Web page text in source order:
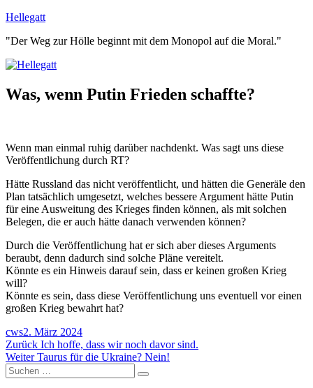
Zum
springen
Hellegatt
"Der Weg zur Hölle beginnt mit dem Monopol auf die Moral."
Was, wenn Putin Frieden schaffte?
Wenn man einmal ruhig darüber nachdenkt. Was sagt uns diese
Veröffentlichung durch RT?
Hätte Russland das nicht veröffentlicht, und hätten die Generäle den
Plan tatsächlich umgesetzt, welches bessere Argument hätte Putin
für eine Ausweitung des Krieges finden können, als mit solchen
Belegen, die er auch hätte danach verwenden können?
Durch die Veröffentlichung hat er sich aber dieses Arguments
beraubt, denn dadurch sind solche Pläne vereitelt.
Könnte es ein Hinweis darauf sein, dass er keinen großen Krieg
will?
Könnte es sein, dass diese Veröffentlichung uns eventuell vor einen
großen Krieg bewahrt hat?
Autor
cwsVeröffentlicht
am
2. März 2024
Beitragsnavigation
Zurück Vorheriger
Beitrag:
Ich hoffe, dass wir noch davor sind.
Weiter Nächster
Beitrag:
Taurus für die Ukraine? Nein!
Suchen
nach:
Suchen